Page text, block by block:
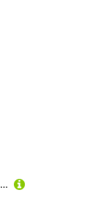
Altura Damen NIGHTVISION Zephyr wasserdichte RADJACKE Jacke, Schwarz, 38